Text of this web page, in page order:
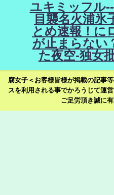
ユキミッフル
目襲名火浦氷
とめ速報！に
が止まらない
た夜空-独女
腐女子＜お客様皆様が掲載の記事
スを利用される事でかろうじて運
ご足労頂き誠に